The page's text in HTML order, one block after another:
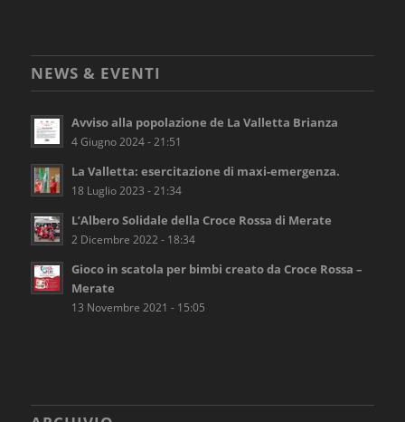
NEWS & EVENTI
Avviso alla popolazione de La Valletta Brianza
4 Giugno 2024 - 21:51
La Valletta: esercitazione di maxi-emergenza.
18 Luglio 2023 - 21:34
L’Albero Solidale della Croce Rossa di Merate
2 Dicembre 2022 - 18:34
Gioco in scatola per bimbi creato da Croce Rossa –
Merate
13 Novembre 2021 - 15:05